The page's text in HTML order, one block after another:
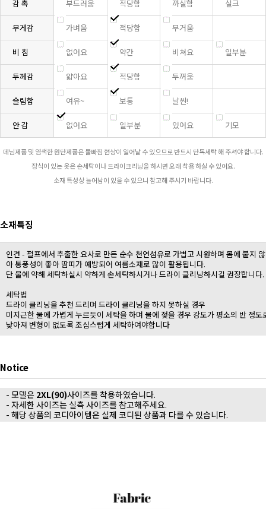
감 촉 부드러움 적당함 까실함 실크
무게감 가벼움 적당함 무거움
비 침 없어요 약간 비쳐요 일부분
두께감 얇아요 적당함 두꺼움
슬림함 여유~ 보통 날씬!
안 감 없어요 일부분 있어요 기모
데님제품 및 염색한 원단제품은 물빠짐 현상이 일어날 수 있으므로 반드시 단독세탁 해 주셔야 합니다.
장식이 있는 옷은 손세탁이나 드라이크리닝을 하시면 오래 착용 하실 수 있어요.
소재 특성상 늘어남이 있을 수 있으니 참고해 주시기 바랍니다.
소재특징
인견 - 펄프에서 추출한 요사로 만든 순수 천연섬유로 가볍고 시원하며 몸에 붙지 않
아 통풍성이 좋아 땀띠가 예방되어 여름소재로 많이 활용됩니다.
단 물에 약해 세탁하실시 약하게 손세탁하시거나 드라이 클리닝하시길 권장합니다.
세탁법
드라이 클리닝을 추천 드리며 드라이 클리닝을 하지 못하실 경우
미지근한 물에 가볍게 누르듯이 세탁을 하며 물에 젖을 경우 강도가 평소의 반 정도
낮아져 변형이 없도록 조심스럽게 세탁하여야합니다
Notice
- 모델은 2XL(90)사이즈를 착용하였습니다.
- 자세한 사이즈는 실측 사이즈를 참고해주세요.
- 해당 상품의 코디아이템은 실제 코디된 상품과 다를 수 있습니다.